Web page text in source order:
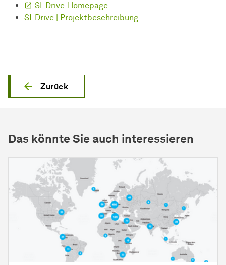
SI-Drive-Homepage
SI-Drive | Projektbeschreibung
Zurück
Das könnte Sie auch interessieren